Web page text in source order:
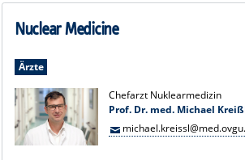
Nuclear Medicine
Ärzte
Chefarzt Nuklearmedizin
Prof. Dr. med. Michael